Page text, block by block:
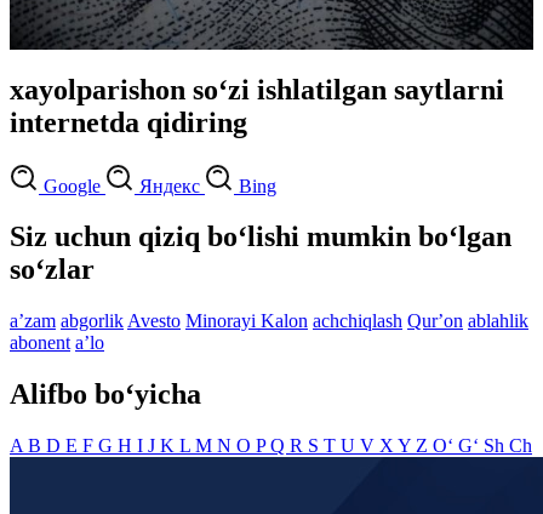
xayolparishon so‘zi ishlatilgan saytlarni
internetda qidiring
Google Яндекс Bing
Siz uchun qiziq bo‘lishi mumkin bo‘lgan
so‘zlar
aʼzam abgorlik Avesto Minorayi Kalon achchiqlash Qurʼon ablahlik
abonent aʼlo
Alifbo bo‘yicha
A B D E F G H I J K L M N O PQ R S T U V X Y Z O‘ G‘ Sh Ch